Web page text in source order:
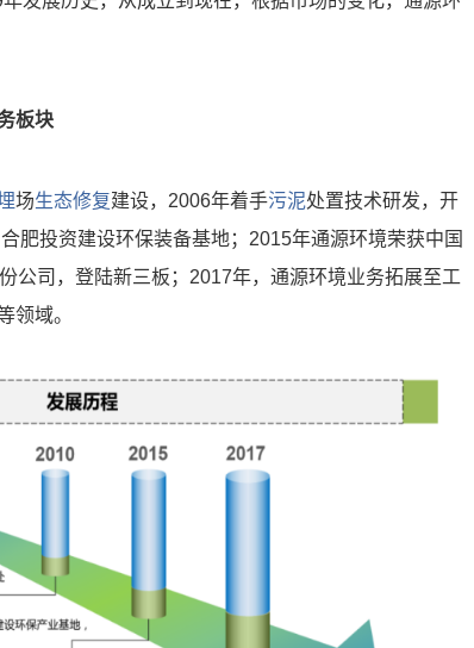
板块
场生态修复建设，2006年着手污泥处置技术研发，开
肥投资建设环保装备基地；2015年通源环境荣获中国
公司，登陆新三板；2017年，通源环境业务拓展至工
领域。